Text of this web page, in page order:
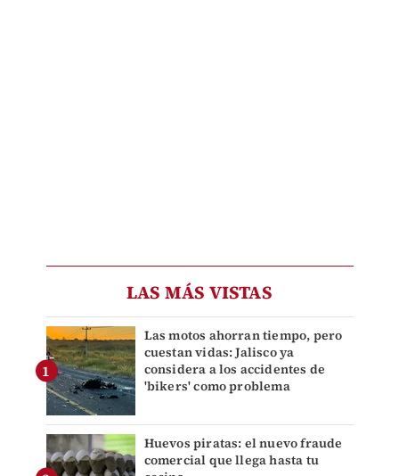
LAS MÁS VISTAS
Las motos ahorran tiempo, pero
cuestan vidas: Jalisco ya
considera a los accidentes de
'bikers' como problema
Huevos piratas: el nuevo fraude
comercial que llega hasta tu